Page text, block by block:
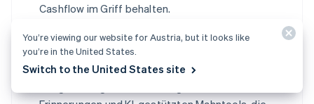
Cashflow im Griff behalten.
Cashflow beschleunigen:Verringern Sie die
Forderungslaufzeit (Days Sales Outstanding, DSO)
und akzeptieren Sie Zahlungen schneller mit
You’re viewing our website for Austria, but it looks like
you’re in the United States.
Switch to the United States site